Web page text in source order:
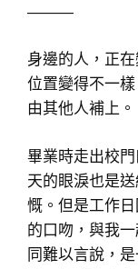
———
身邊的人，正
位置變得不一
由其他人補上。
畢業時走出校
天的眼淚也是
慨。但是工作
的口吻，與我
同難以言說，